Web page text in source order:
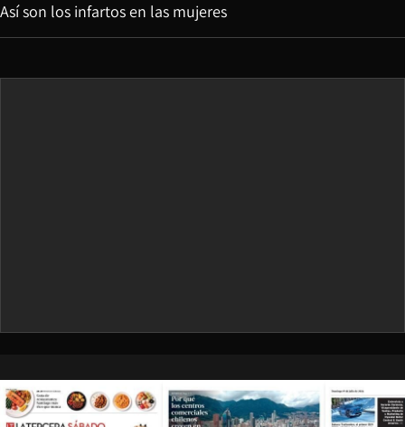
Así son los infartos en las mujeres
Opens in new window Opens in